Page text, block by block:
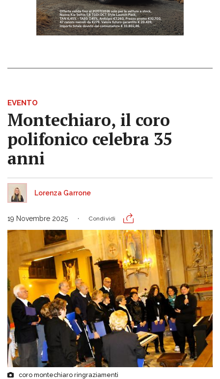
EVENTO
Montechiaro, il coro
polifonico celebra 35
anni
Lorenza Garrone
19 Novembre 2025 Condividi
coro montechiaro ringraziamenti